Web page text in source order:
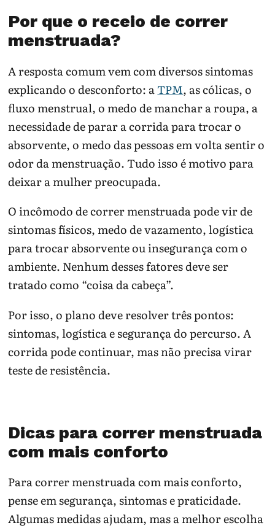
Por que o receio de correr
menstruada?
A resposta comum vem com diversos sintomas
explicando o desconforto: aTPM, as cólicas, o
fluxo menstrual, o medo de manchar a roupa, a
necessidade de parar a corrida para trocar o
absorvente, o medo das pessoas em volta sentir o
odor da menstruação. Tudo isso é motivo para
deixar a mulher preocupada.
O incômodo de correr menstruada pode vir de
sintomas físicos, medo de vazamento, logística
para trocar absorvente ou insegurança com o
ambiente. Nenhum desses fatores deve ser
tratado como “coisa da cabeça”.
Por isso, o plano deve resolver três pontos:
sintomas, logística e segurança do percurso. A
corrida pode continuar, mas não precisa virar
teste de resistência.
Dicas para correr menstruada
com mais conforto
Para correr menstruada com mais conforto,
pense em segurança, sintomas e praticidade.
Algumas medidas ajudam, mas a melhor escolha